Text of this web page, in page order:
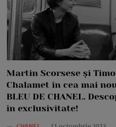
Martin Scorsese și
Chalamet în cea mai
BLEU DE CHANEL.
în exclusivitate!